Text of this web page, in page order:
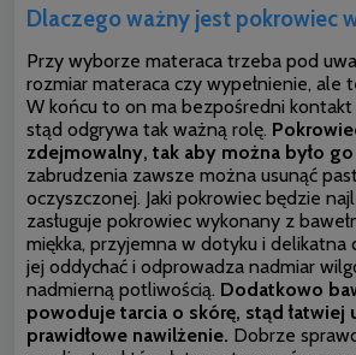
Dlaczego ważny jest pokrowiec
Przy wyborze materaca trzeba pod
rozmiar materaca czy wypełnienie, ale
W końcu to on ma bezpośredni kontakt
stąd odgrywa tak ważną rolę.
zdejmowalny, tak aby można było go
zabrudzenia zawsze można usunąć
oczyszczonej. Jaki pokrowiec będzie
zasługuje pokrowiec wykonany z
miękka, przyjemna w dotyku i delikatna
jej oddychać i odprowadza nadmiar
nadmierną potliwością. Dodatkowo
powoduje tarcia o skórę, stąd łatwiej
prawidłowe nawilżenie. Dobrze